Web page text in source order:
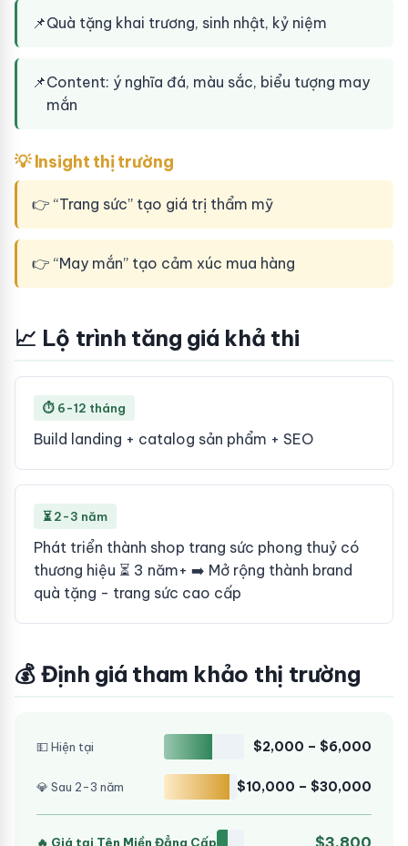
📌Quà tặng khai trương, sinh nhật, kỷ niệm
📌Content: ý nghĩa đá, màu sắc, biểu tượng may
mắn
💡 Insight thị trường
👉 “Trang sức” tạo giá trị thẩm mỹ
👉 “May mắn” tạo cảm xúc mua hàng
📈 Lộ trình tăng giá khả thi
⏱ 6-12 tháng
Build landing + catalog sản phẩm + SEO
⏳ 2-3 năm
Phát triển thành shop trang sức phong thuỷ có
thương hiệu ⏳ 3 năm+ ➡️ Mở rộng thành brand
quà tặng - trang sức cao cấp
💰 Định giá tham khảo thị trường
💵 Hiện tại $2,000 – $6,000
💎 Sau 2-3 năm $10,000 – $30,000
🔥 Giá tại Tên Miền Đẳng Cấp $3,800